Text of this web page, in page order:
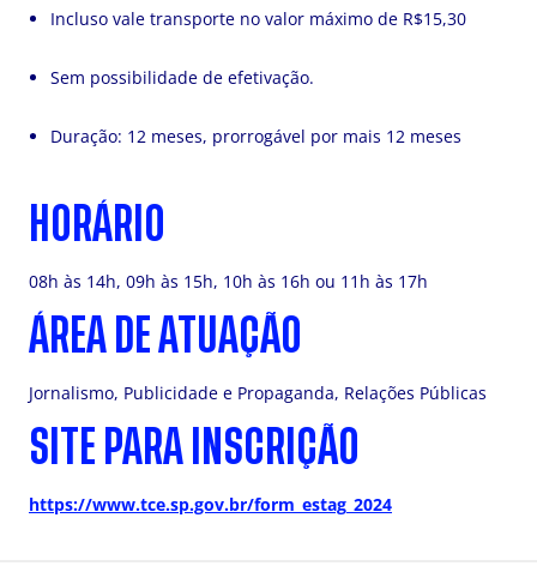
Incluso vale transporte no valor máximo de R$15,30
Sem possibilidade de efetivação.
Duração: 12 meses, prorrogável por mais 12 meses
HORÁRIO
08h às 14h, 09h às 15h, 10h às 16h ou 11h às 17h
ÁREA DE ATUAÇÃO
Jornalismo, Publicidade e Propaganda, Relações Públicas
SITE PARA INSCRIÇÃO
https://www.tce.sp.gov.br/form_estag_2024